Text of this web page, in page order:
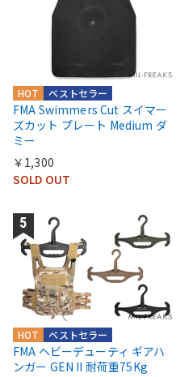
ベストセラー
HOT
FMA Swimmers Cut スイマー
ズカット プレート Medium ダ
ミー
￥1,300
SOLD OUT
ベストセラー
HOT
FMA ヘビーデューティ ギアハ
ンガー GEN II 耐荷重75Kg